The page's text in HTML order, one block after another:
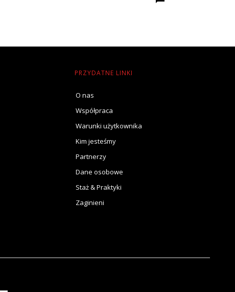
PRZYDATNE LINKI
O nas
Współpraca
Warunki użytkownika
Kim jesteśmy
Partnerzy
Dane osobowe
Staż & Praktyki
Zaginieni